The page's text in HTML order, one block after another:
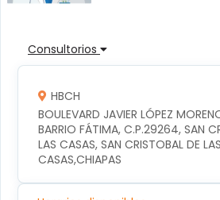
Consultorios
HBCH
BOULEVARD JAVIER LÓPEZ
BARRIO FÁTIMA, C.P.29264, SAN
LAS CASAS, SAN CRISTOBAL DE LAS
CASAS,CHIAPAS